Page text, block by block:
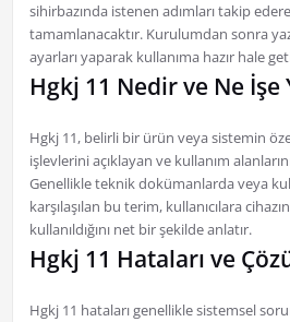
sihirbazında istenen adımları takip
tamamlanacaktır. Kurulumdan sonra
ayarları yaparak kullanıma hazır hale
Hgkj 11 Nedir ve Ne İşe
Hgkj 11, belirli bir ürün veya sistemin
işlevlerini açıklayan ve kullanım
Genellikle teknik dokümanlarda veya
karşılaşılan bu terim, kullanıcılara
kullanıldığını net bir şekilde anlatır.
Hgkj 11 Hataları ve
Hgkj 11 hataları genellikle sistemsel